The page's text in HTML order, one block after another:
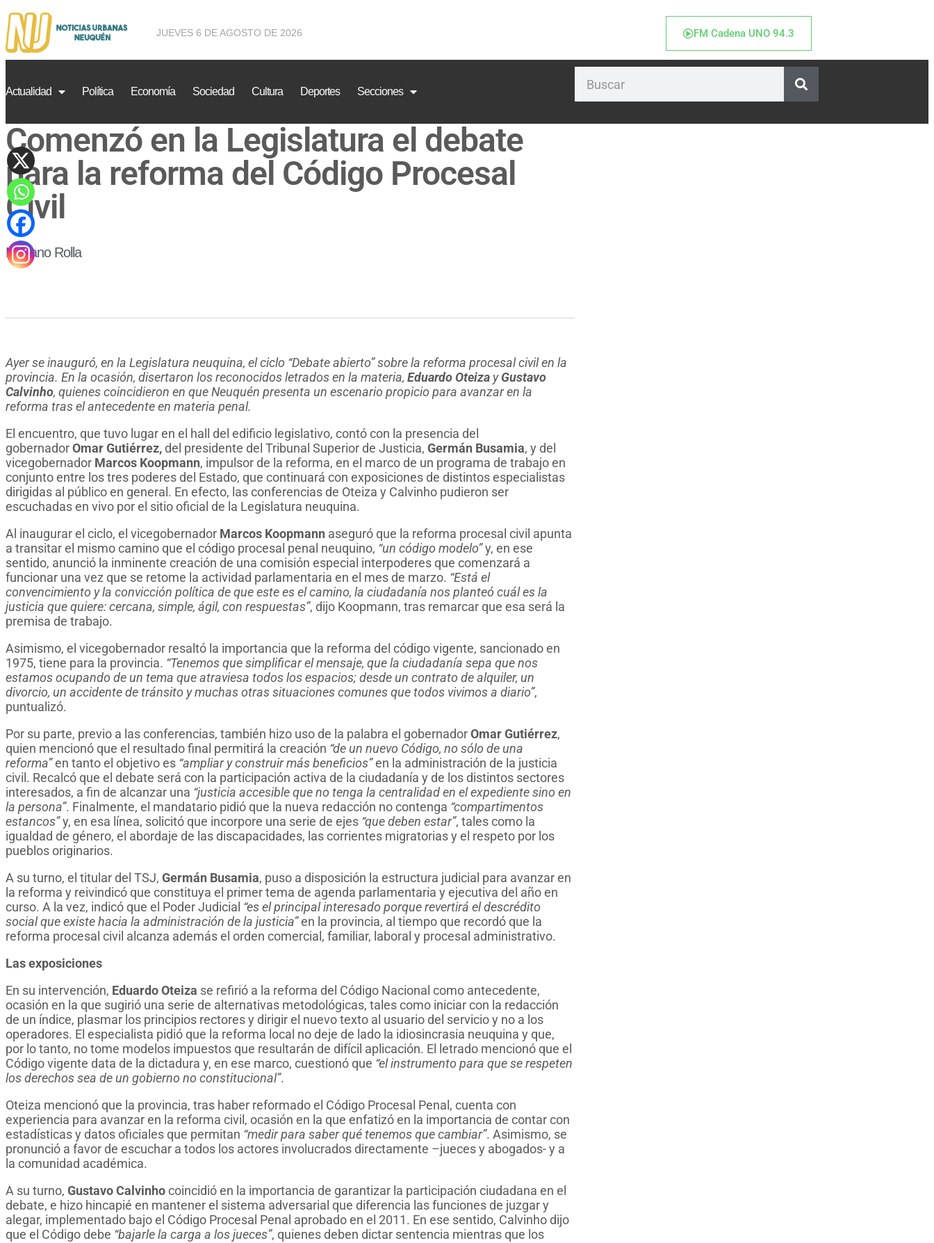
JUEVES 6 DE AGOSTO DE 2026 FM Cadena UNO 94.3
Actualidad Política Economía Sociedad Cultura Deportes Secciones
Comenzó en la Legislatura el debate
para la reforma del Código Procesal
Civil
Mariano Rolla
Ayer se inauguró, en la Legislatura neuquina, el ciclo “Debate abierto” sobre la reforma procesal civil en la
provincia. En la ocasión, disertaron los reconocidos letrados en la materia, Eduardo Oteiza yGustavo
Calvinho, quienes coincidieron en que Neuquén presenta un escenario propicio para avanzar en la
reforma tras el antecedente en materia penal.
El encuentro, que tuvo lugar en el hall del edificio legislativo, contó con la presencia del
gobernadorOmar Gutiérrez,del presidente del Tribunal Superior de Justicia, Germán Busamia, y del
vicegobernador Marcos Koopmann, impulsor de la reforma, en el marco de un programa de trabajo en
conjunto entre los tres poderes del Estado, que continuará con exposiciones de distintos especialistas
dirigidas al público en general. En efecto, las conferencias de Oteiza y Calvinho pudieron ser
escuchadas en vivo por el sitio oficial de la Legislatura neuquina.
Al inaugurar el ciclo, el vicegobernador Marcos Koopmann aseguró que la reforma procesal civil apunta
a transitar el mismo camino que el código procesal penal neuquino, “un código modelo”y, en ese
sentido, anunció la inminente creación de una comisión especial interpoderes que comenzará a
funcionar una vez que se retome la actividad parlamentaria en el mes de marzo. “Está el
convencimiento y la convicción política de que este es el camino, la ciudadanía nos planteó cuál es la
justicia que quiere: cercana, simple, ágil, con respuestas”, dijo Koopmann, tras remarcar que esa será la
premisa de trabajo.
Asimismo, el vicegobernador resaltó la importancia que la reforma del código vigente, sancionado en
1975, tiene para la provincia. “Tenemos que simplificar el mensaje, que la ciudadanía sepa que nos
estamos ocupando de un tema que atraviesa todos los espacios; desde un contrato de alquiler, un
divorcio, un accidente de tránsito y muchas otras situaciones comunes que todos vivimos a diario”,
puntualizó.
Por su parte, previo a las conferencias, también hizo uso de la palabra el gobernadorOmar Gutiérrez,
quien mencionó que el resultado final permitirá la creación “de un nuevo Código, no sólo de una
reforma”en tanto el objetivo es “ampliar y construir más beneficios”en la administración de la justicia
civil. Recalcó que el debate será con la participación activa de la ciudadanía y de los distintos sectores
interesados, a fin de alcanzar una “justicia accesible que no tenga la centralidad en el expediente sino en
la persona”. Finalmente, el mandatario pidió que la nueva redacción no contenga “compartimentos
estancos”y, en esa línea, solicitó que incorpore una serie de ejes “que deben estar”, tales como la
igualdad de género, el abordaje de las discapacidades, las corrientes migratorias y el respeto por los
pueblos originarios.
A su turno, el titular del TSJ, Germán Busamia, puso a disposición la estructura judicial para avanzar en
la reforma y reivindicó que constituya el primer tema de agenda parlamentaria y ejecutiva del año en
curso. A la vez, indicó que el Poder Judicial “es el principal interesado porque revertirá el descrédito
social que existe hacia la administración de la justicia”en la provincia, al tiempo que recordó que la
reforma procesal civil alcanza además el orden comercial, familiar, laboral y procesal administrativo.
Las exposiciones
En su intervención, Eduardo Oteiza se refirió a la reforma del Código Nacional como antecedente,
ocasión en la que sugirió una serie de alternativas metodológicas, tales como iniciar con la redacción
de un índice, plasmar los principios rectores y dirigir el nuevo texto al usuario del servicio y no a los
operadores. El especialista pidió que la reforma local no deje de lado la idiosincrasia neuquina y que,
por lo tanto, no tome modelos impuestos que resultarán de difícil aplicación. El letrado mencionó que el
Código vigente data de la dictadura y, en ese marco, cuestionó que “el instrumento para que se respeten
los derechos sea de un gobierno no constitucional”.
Oteiza mencionó que la provincia, tras haber reformado el Código Procesal Penal, cuenta con
experiencia para avanzar en la reforma civil, ocasión en la que enfatizó en la importancia de contar con
estadísticas y datos oficiales que permitan “medir para saber qué tenemos que cambiar”. Asimismo, se
pronunció a favor de escuchar a todos los actores involucrados directamente –jueces y abogados- y a
la comunidad académica.
A su turno, Gustavo Calvinhocoincidió en la importancia de garantizar la participación ciudadana en el
debate, e hizo hincapié en mantener el sistema adversarial que diferencia las funciones de juzgar y
alegar, implementado bajo el Código Procesal Penal aprobado en el 2011. En ese sentido, Calvinho dijo
que el Código debe “bajarle la carga a los jueces”, quienes deben dictar sentencia mientras que los